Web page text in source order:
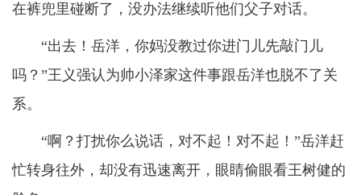
在裤兜里碰断了，没办法继续听他们父子对话。
“出去！岳洋，你妈没教过你进门儿先敲门儿
吗？”王义强认为帅小泽家这件事跟岳洋也脱不了关
系。
“啊？打扰你么说话，对不起！对不起！”岳洋赶
忙转身往外，却没有迅速离开，眼睛偷眼看王树健的